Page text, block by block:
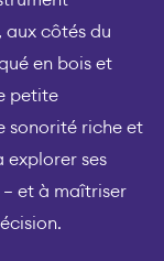
aux côtés du
en bois et
petite
sonorité riche et
explorer ses
et à maîtriser